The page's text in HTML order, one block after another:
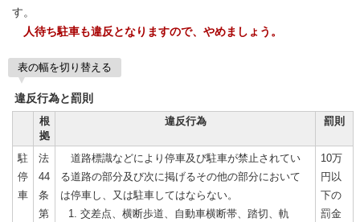
す。
人待ち駐車も違反となりますので、やめましょう。
表の幅を切り替える
違反行為と罰則
根
拠
違反行為 罰則
駐
停
車
法
44
条
第
道路標識などにより停車及び駐車が禁止されてい
る道路の部分及び次に掲げるその他の部分において
は停車し、又は駐車してはならない。
交差点、横断歩道、自動車横断帯、踏切、軌
10万
円以
下の
罰金